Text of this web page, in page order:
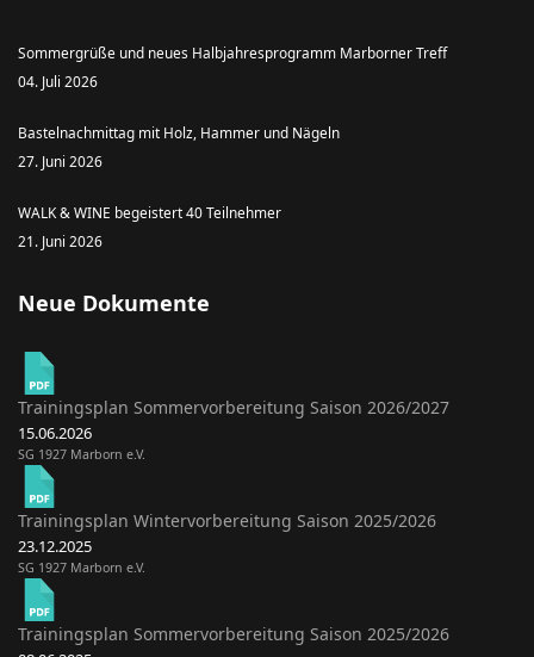
Sommergrüße und neues Halbjahresprogramm Marborner Treff
04. Juli 2026
Bastelnachmittag mit Holz, Hammer und Nägeln
27. Juni 2026
WALK & WINE begeistert 40 Teilnehmer
21. Juni 2026
Neue Dokumente
Trainingsplan Sommervorbereitung Saison 2026/2027
15.06.2026
SG 1927 Marborn e.V.
Trainingsplan Wintervorbereitung Saison 2025/2026
23.12.2025
SG 1927 Marborn e.V.
Trainingsplan Sommervorbereitung Saison 2025/2026